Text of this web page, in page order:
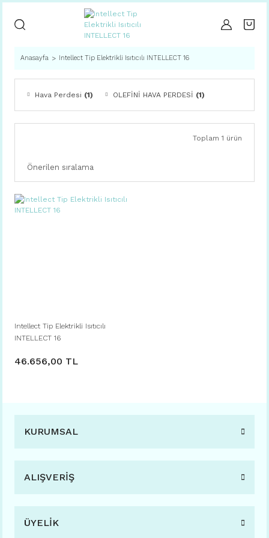
Anasayfa Intellect Tip Elektrikli Isıtıcılı INTELLECT 16
Hava Perdesi (1) OLEFİNİ HAVA PERDESİ (1)
Toplam 1 ürün
Intellect Tip Elektrikli Isıtıcılı
INTELLECT 16
46.656,00 TL
KURUMSAL
ALIŞVERİŞ
ÜYELİK